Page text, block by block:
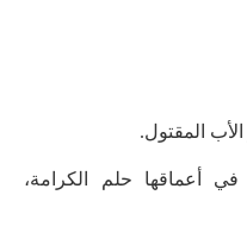
المقتول.
أعماقها حلم الكرامة،